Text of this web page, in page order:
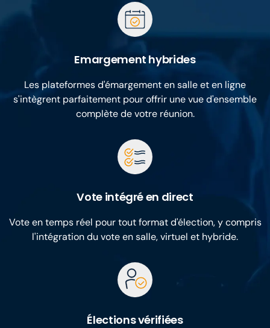
Emargement hybrides
Les plateformes d'émargement en salle et en ligne
s'intègrent parfaitement pour offrir une vue d'ensemble
complète de votre réunion.
Vote intégré en direct
Vote en temps réel pour tout format d'élection, y compris
l'intégration du vote en salle, virtuel et hybride.
Élections vérifiées